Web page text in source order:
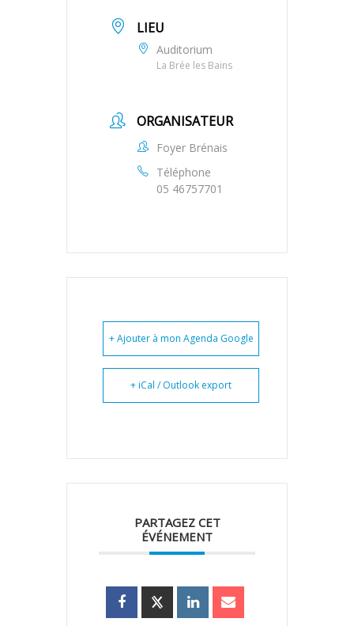
LIEU
Auditorium
La Brée les Bains
ORGANISATEUR
Foyer Brénais
Téléphone
05 46757701
+ Ajouter à mon Agenda Google
+ iCal / Outlook export
PARTAGEZ CET
ÉVÉNEMENT